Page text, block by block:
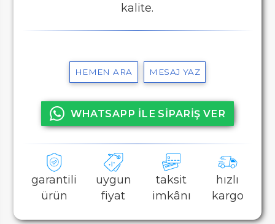
kalite.
HEMEN ARA MESAJ YAZ
WHATSAPP İLE SİPARİŞ VER
garantili
ürün
uygun
fiyat
taksit
imkânı
hızlı
kargo